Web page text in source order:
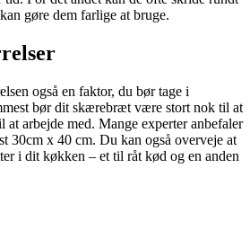
gøre dem farlige at bruge.
også en faktor, du bør tage i
bør dit skærebræt være stort nok til at
at arbejde med. Mange experter anbefaler
30cm x 40 cm. Du kan også overveje at
i dit køkken – et til råt kød og en anden